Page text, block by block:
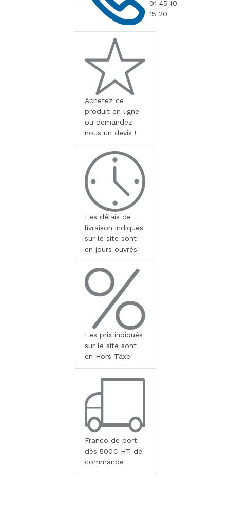
01 45 10
15 20
Achetez ce
produit en ligne
ou demandez
nous un devis !
Les délais de
livraison indiqués
sur le site sont
en jours ouvrés
Les prix indiqués
sur le site sont
en Hors Taxe
Franco de port
dès 500€ HT de
commande